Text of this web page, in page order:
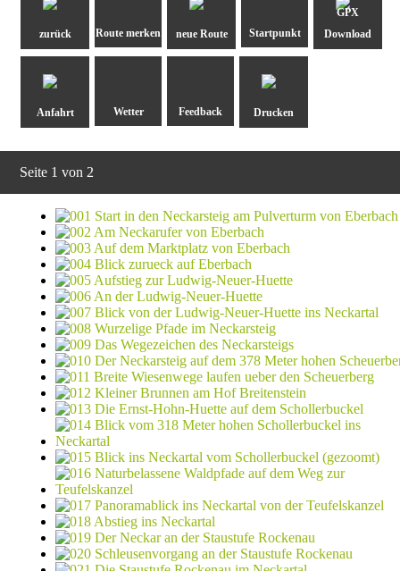
zurück neue Route
GPX
Download
Anfahrt Drucken
Seite 1 von 2